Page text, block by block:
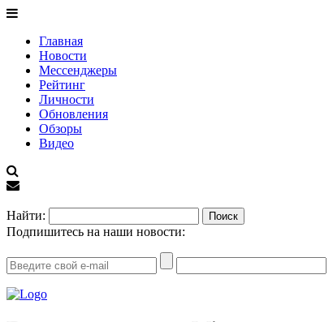
Главная
Новости
Мессенджеры
Рейтинг
Личности
Обновления
Обзоры
Видео
Найти:
Подпишитесь на наши новости: